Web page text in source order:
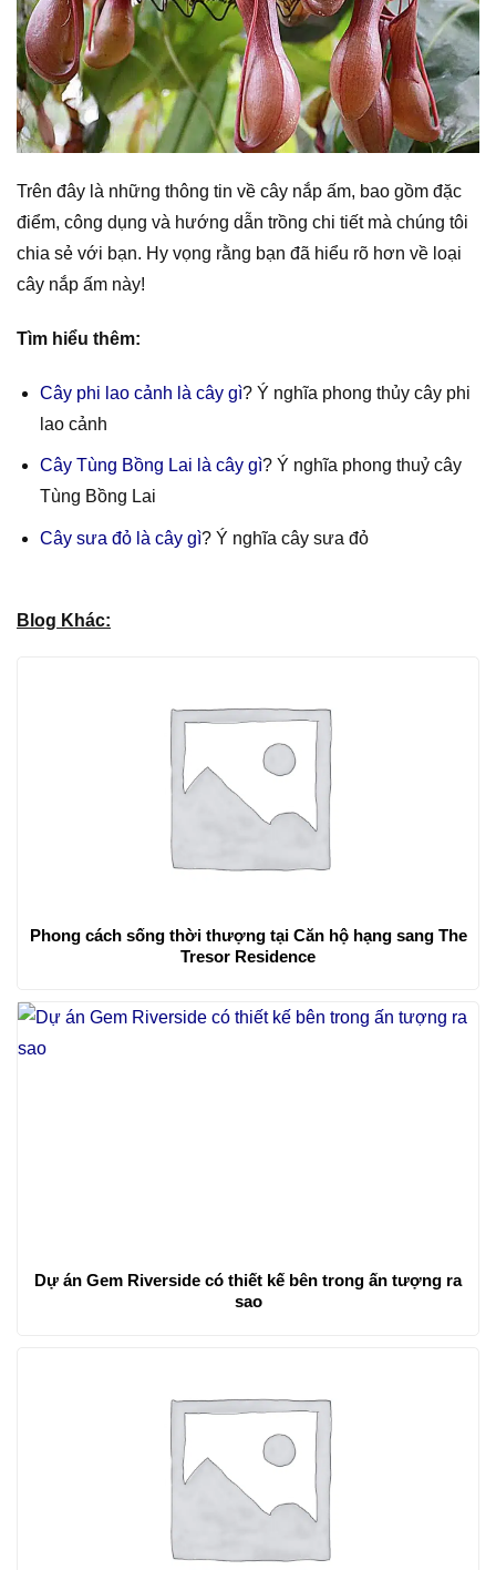
Trên đây là những thông tin về cây nắp ấm, bao gồm đặc
điểm, công dụng và hướng dẫn trồng chi tiết mà chúng tôi
chia sẻ với bạn. Hy vọng rằng bạn đã hiểu rõ hơn về loại
cây nắp ấm này!
Tìm hiểu thêm:
Cây phi lao cảnh là cây gì? Ý nghĩa phong thủy cây phi
lao cảnh
Cây Tùng Bồng Lai là cây gì? Ý nghĩa phong thuỷ cây
Tùng Bồng Lai
Cây sưa đỏ là cây gì? Ý nghĩa cây sưa đỏ
Blog Khác:
Phong cách sống thời thượng tại Căn hộ hạng sang The
Tresor Residence
Dự án Gem Riverside có thiết kế bên trong ấn tượng ra
sao